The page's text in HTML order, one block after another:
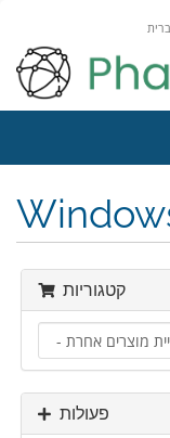
קטגוריות
פעולות